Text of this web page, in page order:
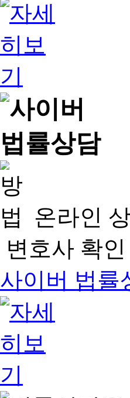
온라인
변호사 확
사이버 법률